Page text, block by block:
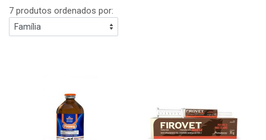
7 produtos ordenados por: